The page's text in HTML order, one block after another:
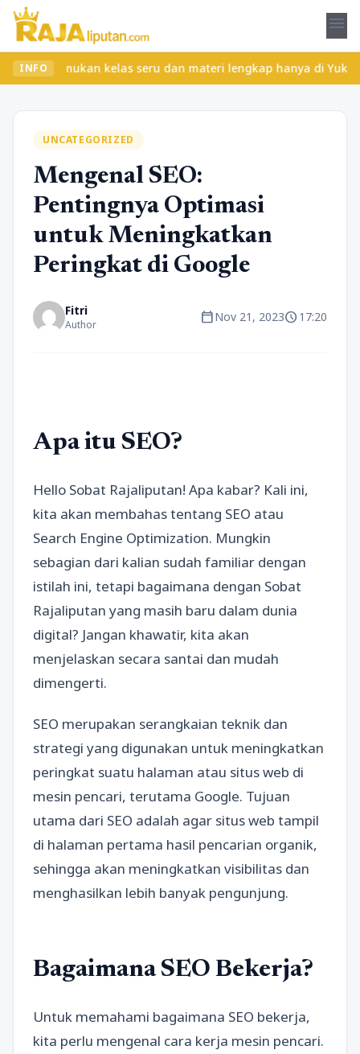
menu
INFO kelas seru dan materi lengkap hanya di
UNCATEGORIZED
Mengenal SEO:
Pentingnya Optimasi
untuk Meningkatkan
Peringkat di Google
Fitri
Author calendar_todayNov 21, 2023schedule17:20
Apa itu SEO?
Hello Sobat Rajaliputan! Apa kabar? Kali ini,
kita akan membahas tentang SEO atau
Search Engine Optimization. Mungkin
sebagian dari kalian sudah familiar dengan
istilah ini, tetapi bagaimana dengan Sobat
Rajaliputan yang masih baru dalam dunia
digital? Jangan khawatir, kita akan
menjelaskan secara santai dan mudah
dimengerti.
SEO merupakan serangkaian teknik dan
strategi yang digunakan untuk meningkatkan
peringkat suatu halaman atau situs web di
mesin pencari, terutama Google. Tujuan
utama dari SEO adalah agar situs web tampil
di halaman pertama hasil pencarian organik,
sehingga akan meningkatkan visibilitas dan
menghasilkan lebih banyak pengunjung.
Bagaimana SEO Bekerja?
Untuk memahami bagaimana SEO bekerja,
kita perlu mengenal cara kerja mesin pencari.